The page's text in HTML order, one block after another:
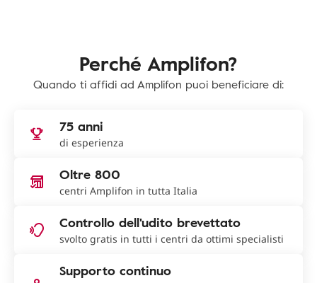
Perché Amplifon?
Quando ti affidi ad Amplifon puoi beneficiare di:
75 anni
di esperienza
Oltre 800
centri Amplifon in tutta Italia
Controllo dell'udito brevettato
svolto gratis in tutti i centri da ottimi specialisti
Supporto continuo